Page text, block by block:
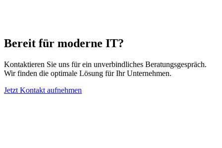
Bereit für moderne IT?
Kontaktieren Sie uns für ein unverbindliches Beratungsgespräch.
Wir finden die optimale Lösung für Ihr Unternehmen.
Jetzt Kontakt aufnehmen